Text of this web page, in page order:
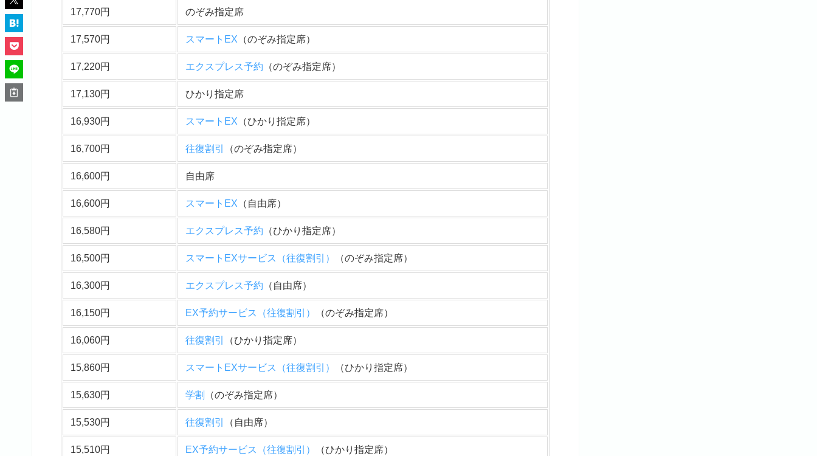
17,770円 のぞみ指定席
17,570円 スマートEX （のぞみ指定席）
17,220円 エクスプレス予約 （のぞみ指定席）
17,130円 ひかり指定席
16,930円 スマートEX （ひかり指定席）
16,700円 往復割引 （のぞみ指定席）
16,600円 自由席
16,600円 スマートEX （自由席）
16,580円 エクスプレス予約 （ひかり指定席）
16,500円 スマートEXサービス（往復割引） （のぞみ指定席）
16,300円 エクスプレス予約 （自由席）
16,150円 EX予約サービス（往復割引） （のぞみ指定席）
16,060円 往復割引 （ひかり指定席）
15,860円 スマートEXサービス（往復割引） （ひかり指定席）
15,630円 学割 （のぞみ指定席）
15,530円 往復割引 （自由席）
15,510円 EX予約サービス（往復割引） （ひかり指定席）